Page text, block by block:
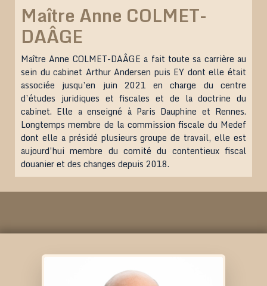
Maître Anne COLMET-
DAÂGE
Maître Anne COLMET-DAÂGE a fait toute sa carrière au
sein du cabinet Arthur Andersen puis EY dont elle était
associée jusqu’en juin 2021 en charge du centre
d’études juridiques et fiscales et de la doctrine du
cabinet. Elle a enseigné à Paris Dauphine et Rennes.
Longtemps membre de la commission fiscale du Medef
dont elle a présidé plusieurs groupe de travail, elle est
aujourd’hui membre du comité du contentieux fiscal
douanier et des changes depuis 2018.